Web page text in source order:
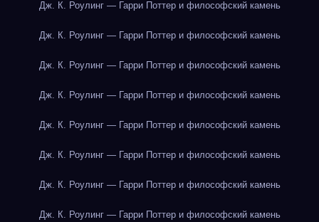
Дж. К. Роулинг — Гарри Поттер и философский камень
Дж. К. Роулинг — Гарри Поттер и философский камень
Дж. К. Роулинг — Гарри Поттер и философский камень
Дж. К. Роулинг — Гарри Поттер и философский камень
Дж. К. Роулинг — Гарри Поттер и философский камень
Дж. К. Роулинг — Гарри Поттер и философский камень
Дж. К. Роулинг — Гарри Поттер и философский камень
Дж. К. Роулинг — Гарри Поттер и философский камень